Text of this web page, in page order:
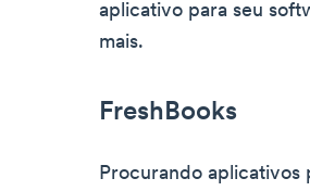
aplicativo para seu
mais.
FreshBooks
Procurando aplicativos